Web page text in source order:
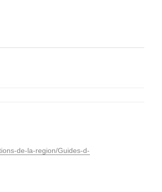
de-la-region/Guides-d-